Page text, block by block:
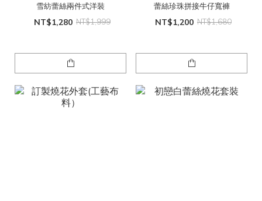
雪紡蕾絲兩件式洋裝
NT$1,280 NT$1,999
蕾絲珍珠拼接牛仔寬褲
NT$1,200 NT$1,680